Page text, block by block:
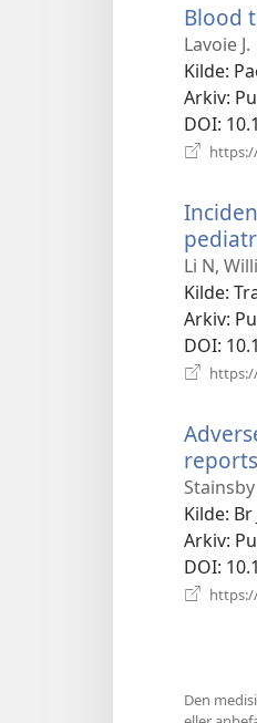
Blood
Lavoie J.
Kilde‎:
Arkiv‎:
DOI‎:
Li N,
Kilde‎:
Arkiv‎:
DOI‎:
Kilde‎:
Arkiv‎:
DOI‎:
Den